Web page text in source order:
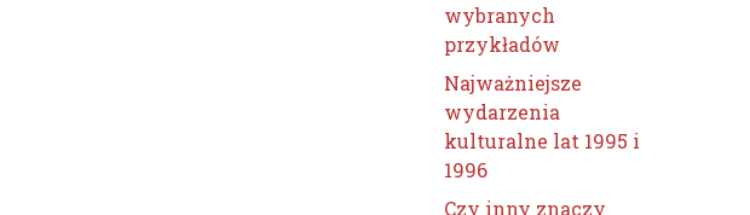
wybranych
przykładów
Najważniejsze
wydarzenia
kulturalne lat 1995 i
1996
Czy inny znaczy